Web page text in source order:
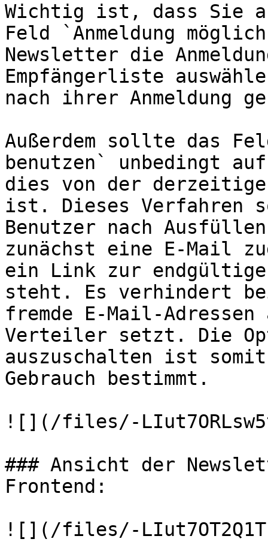
Wichtig ist, dass Sie
Feld `Anmeldung
Newsletter die
Empfängerliste
nach ihrer Anmeldung
Außerdem sollte das
benutzen` unbedingt
dies von der
ist. Dieses Verfahren
Benutzer nach
zunächst eine E-Mail
ein Link zur
steht. Es verhindert
fremde E-Mail-
Verteiler setzt. Die
auszuschalten ist
Gebrauch bestimmt.
![](/files/-
### Ansicht der
Frontend:
![](/files/-